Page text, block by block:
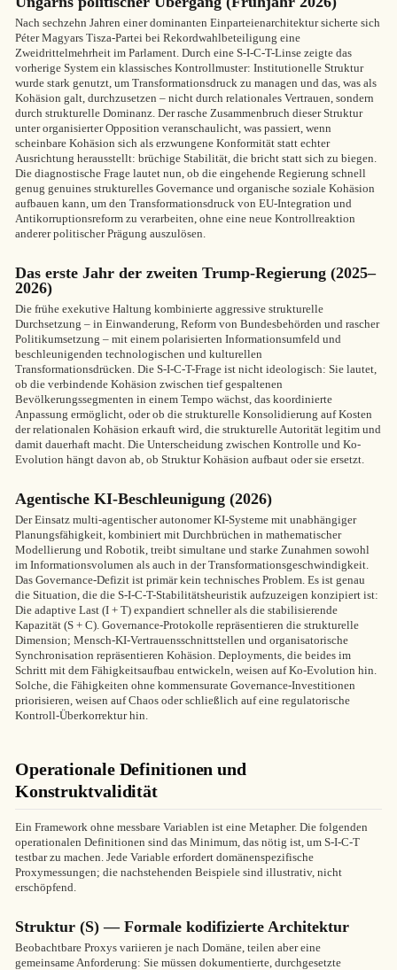
Nach sechzehn Jahren einer dominanten Einparteienarchitektur sicherte sich
Péter Magyars Tisza-Partei bei Rekordwahlbeteiligung eine
Zweidrittelmehrheit im Parlament. Durch eine S-I-C-T-Linse zeigte das
vorherige System ein klassisches Kontrollmuster: Institutionelle Struktur
wurde stark genutzt, um Transformationsdruck zu managen und das, was als
Kohäsion galt, durchzusetzen – nicht durch relationales Vertrauen, sondern
durch strukturelle Dominanz. Der rasche Zusammenbruch dieser Struktur
unter organisierter Opposition veranschaulicht, was passiert, wenn
scheinbare Kohäsion sich als erzwungene Konformität statt echter
Ausrichtung herausstellt: brüchige Stabilität, die bricht statt sich zu biegen.
Die diagnostische Frage lautet nun, ob die eingehende Regierung schnell
genug genuines strukturelles Governance und organische soziale Kohäsion
aufbauen kann, um den Transformationsdruck von EU-Integration und
Antikorruptionsreform zu verarbeiten, ohne eine neue Kontrollreaktion
anderer politischer Prägung auszulösen.
Das erste Jahr der zweiten Trump-Regierung (2025–
2026)
Die frühe exekutive Haltung kombinierte aggressive strukturelle
Durchsetzung – in Einwanderung, Reform von Bundesbehörden und rascher
Politikumsetzung – mit einem polarisierten Informationsumfeld und
beschleunigenden technologischen und kulturellen
Transformationsdrücken. Die S-I-C-T-Frage ist nicht ideologisch: Sie lautet,
ob die verbindende Kohäsion zwischen tief gespaltenen
Bevölkerungssegmenten in einem Tempo wächst, das koordinierte
Anpassung ermöglicht, oder ob die strukturelle Konsolidierung auf Kosten
der relationalen Kohäsion erkauft wird, die strukturelle Autorität legitim und
damit dauerhaft macht. Die Unterscheidung zwischen Kontrolle und Ko-
Evolution hängt davon ab, ob Struktur Kohäsion aufbaut oder sie ersetzt.
Agentische KI-Beschleunigung (2026)
Der Einsatz multi-agentischer autonomer KI-Systeme mit unabhängiger
Planungsfähigkeit, kombiniert mit Durchbrüchen in mathematischer
Modellierung und Robotik, treibt simultane und starke Zunahmen sowohl
im Informationsvolumen als auch in der Transformationsgeschwindigkeit.
Das Governance-Defizit ist primär kein technisches Problem. Es ist genau
die Situation, die die S-I-C-T-Stabilitätsheuristik aufzuzeigen konzipiert ist:
Die adaptive Last (I + T) expandiert schneller als die stabilisierende
Kapazität (S + C). Governance-Protokolle repräsentieren die strukturelle
Dimension; Mensch-KI-Vertrauensschnittstellen und organisatorische
Synchronisation repräsentieren Kohäsion. Deployments, die beides im
Schritt mit dem Fähigkeitsaufbau entwickeln, weisen auf Ko-Evolution hin.
Solche, die Fähigkeiten ohne kommensurate Governance-Investitionen
priorisieren, weisen auf Chaos oder schließlich auf eine regulatorische
Kontroll-Überkorrektur hin.
Operationale Definitionen und
Konstruktvalidität
Ein Framework ohne messbare Variablen ist eine Metapher. Die folgenden
operationalen Definitionen sind das Minimum, das nötig ist, um S-I-C-T
testbar zu machen. Jede Variable erfordert domänenspezifische
Proxymessungen; die nachstehenden Beispiele sind illustrativ, nicht
erschöpfend.
Struktur (S) — Formale kodifizierte Architektur
Beobachtbare Proxys variieren je nach Domäne, teilen aber eine
gemeinsame Anforderung: Sie müssen dokumentierte, durchgesetzte